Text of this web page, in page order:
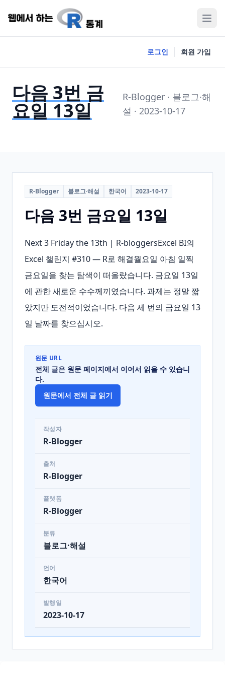
로그인 회원 가입
다음 3번 금
요일 13일
R-Blogger · 블로그·해
설 · 2023-10-17
R-Blogger 블로그·해설 한국어 2023-10-17
다음 3번 금요일 13일
Next 3 Friday the 13th | R-bloggersExcel BI의
Excel 챌린지 #310 — R로 해결월요일 아침 일찍
금요일을 찾는 탐색이 떠올랐습니다. 금요일 13일
에 관한 새로운 수수께끼였습니다. 과제는 정말 짧
았지만 도전적이었습니다. 다음 세 번의 금요일 13
일 날짜를 찾으십시오.
원문 URL
전체 글은 원문 페이지에서 이어서 읽을 수 있습니
다.
원문에서 전체 글 읽기
작성자
R-Blogger
출처
R-Blogger
플랫폼
R-Blogger
분류
블로그·해설
언어
한국어
발행일
2023-10-17